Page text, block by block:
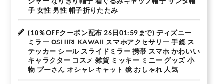
子 女性 男性 帽子折りたたみ
(10％OFFクーポン配布 26日01:59まで) ディズニー
ミラー OSHIRI KAWAII スマホアクセサリー 手鏡 ス
テッカー シール スライドミラー 携帯 スマホ かわいい
キャラクター コスメ 雑貨 ミッキー ミニー グッズ 小
物 プーさん オシャレキャット 鏡 おしゃれ 人気